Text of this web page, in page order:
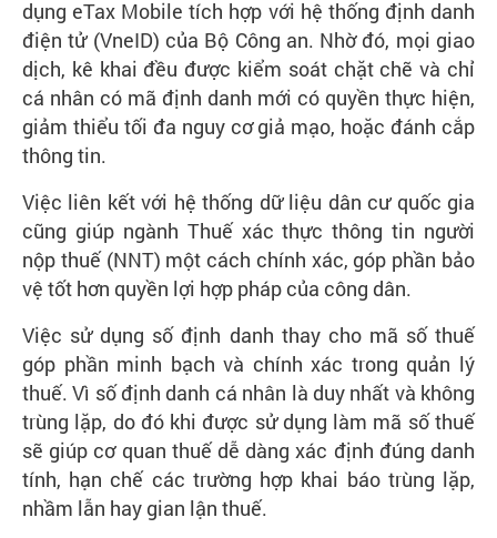
dụng eTax Mobile tích hợp với hệ thống định danh
điện tử (VneID) của Bộ Công an. Nhờ đó, mọi giao
dịch, kê khai đều được kiểm soát chặt chẽ và chỉ
cá nhân có mã định danh mới có quyền thực hiện,
giảm thiểu tối đa nguy cơ giả mạo, hoặc đánh cắp
thông tin.
Việc liên kết với hệ thống dữ liệu dân cư quốc gia
cũng giúp ngành Thuế xác thực thông tin người
nộp thuế (NNT) một cách chính xác, góp phần bảo
vệ tốt hơn quyền lợi hợp pháp của công dân.
Việc sử dụng số định danh thay cho mã số thuế
góp phần minh bạch và chính xác trong quản lý
thuế. Vì số định danh cá nhân là duy nhất và không
trùng lặp, do đó khi được sử dụng làm mã số thuế
sẽ giúp cơ quan thuế dễ dàng xác định đúng danh
tính, hạn chế các trường hợp khai báo trùng lặp,
nhầm lẫn hay gian lận thuế.